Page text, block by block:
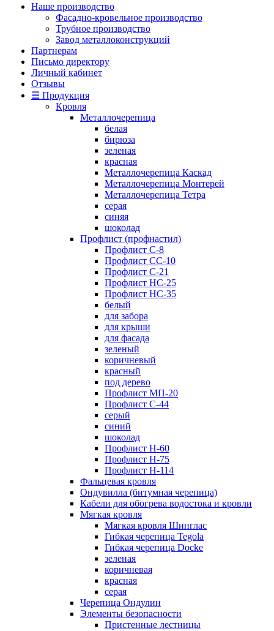
Наше производство
Фасадно-кровельное производство
Трубное производство
Завод металлоконструкций
Партнерам
Письмо директору
Личный кабинет
Отзывы
☰ Продукция
Кровля
Металлочерепица
белая
бирюза
зеленая
красная
Металлочерепица Каскад
Металлочерепица Монтерей
Металлочерепица Тетра
серая
синяя
шоколад
Профлист (профнастил)
Профлист С-8
Профлист СС-10
Профлист C-21
Профлист НС-25
Профлист НС-35
белый
для забора
для крыши
для фасада
зеленый
коричневый
красный
под дерево
Профлист МП-20
Профлист С-44
серый
синий
шоколад
Профлист Н-60
Профлист Н-75
Профлист H-114
Фальцевая кровля
Ондувилла (битумная черепица)
Кабели для обогрева водостока и кровли
Мягкая кровля
Мягкая кровля Шинглас
Гибкая черепица Tegola
Гибкая черепица Docke
зеленая
коричневая
красная
серая
Черепица Ондулин
Элементы безопасности
Пристенные лестницы